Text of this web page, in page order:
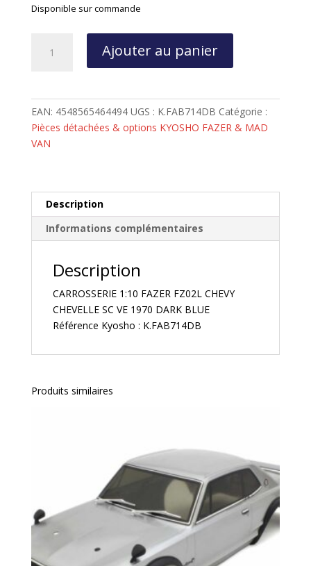
Disponible sur commande
FZ02L
1970
DARK
BLUE
Ajouter au panier
EAN: 4548565464494 UGS : K.FAB714DB Catégorie :
Pièces détachées & options KYOSHO FAZER & MAD
VAN
Description
Informations complémentaires
Description
CARROSSERIE 1:10 FAZER FZ02L CHEVY
CHEVELLE SC VE 1970 DARK BLUE
Référence Kyosho : K.FAB714DB
Produits similaires